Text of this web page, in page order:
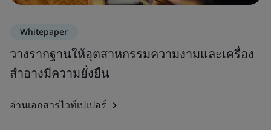
Whitepaper
วางรากฐานให้อุตสาหกรรมความงามและเครื่อง
สำอางมีความยั่งยืน
อ่านเอกสารไวท์เปเปอร์